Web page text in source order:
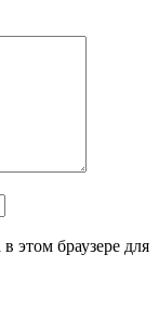
этом браузере для